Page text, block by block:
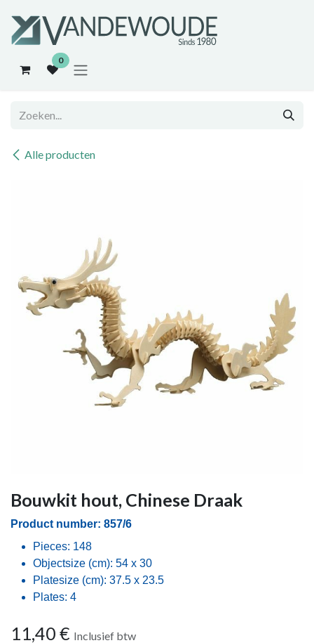
0
Alle producten
Bouwkit hout, Chinese Draak
Product number: 857/6
Pieces: 148
Objectsize (cm): 54 x 30
Platesize (cm): 37.5 x 23.5
Plates: 4
11,40 € Inclusief btw